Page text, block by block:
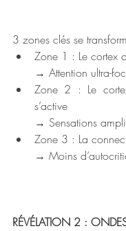
3 zones clés se
Zone 1 : Le cortex
→ Attention ultra-
Zone 2 : Le
s’active
→ Sensations
Zone 3 : La
→ Moins
RÉVÉLATION 2 :